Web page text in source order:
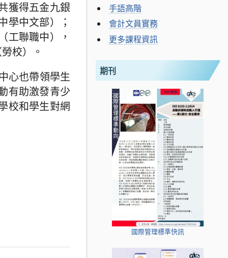
獲得五金九銀
學中文部）；
工聯職中），
校）。
心也帶領學生
有助激發青少
校和學生對網
手語高階
會計文員實務
更多課程資訊
期刊
國際管理標準快訊